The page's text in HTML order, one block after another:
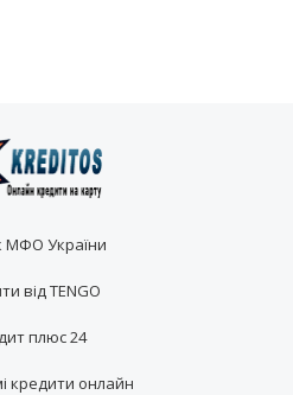
МФО України
від TENGO
плюс 24
кредити онлайн